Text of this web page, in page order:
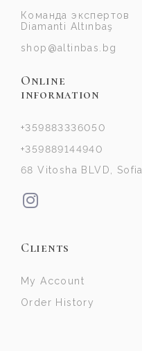
Команда экспертов
Diamanti Altınbaş
shop@altinbas.bg
Online
information
+359883336050
+359889144940
68 Vitosha BLVD, Sofia
Clients
My Account
Order History